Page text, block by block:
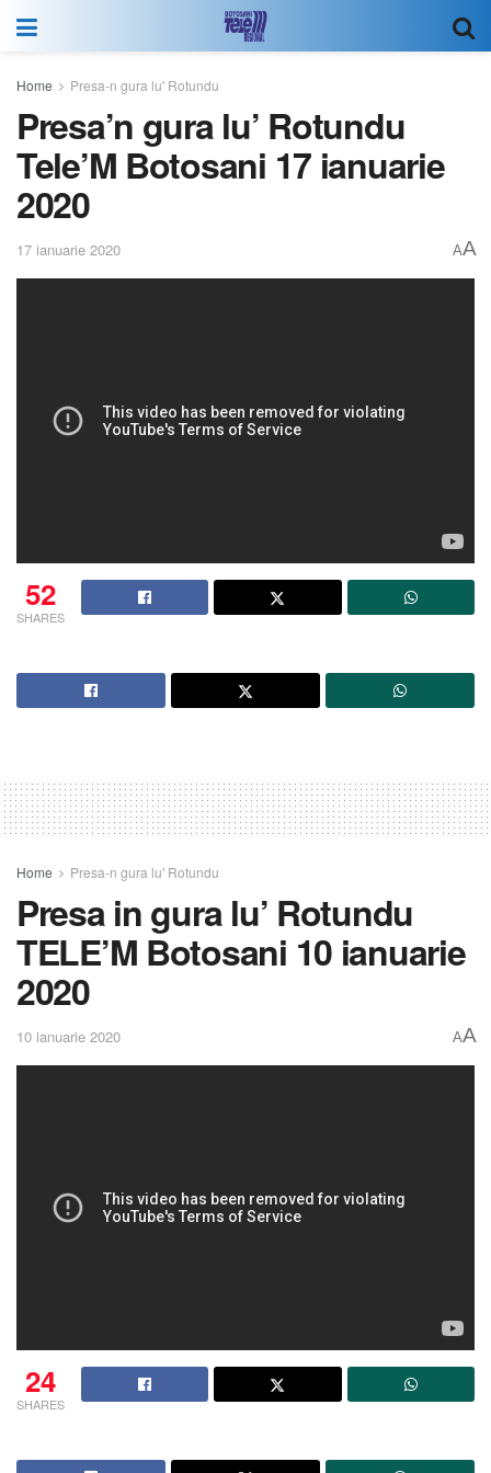
Home Presa-n gura lu' Rotundu
Presa’n gura lu’ Rotundu
Tele’M Botosani 17 ianuarie
2020
17 ianuarie 2020 AA
52
SHARES
Home Presa-n gura lu' Rotundu
Presa in gura lu’ Rotundu
TELE’M Botosani 10 ianuarie
2020
10 ianuarie 2020 AA
24
SHARES